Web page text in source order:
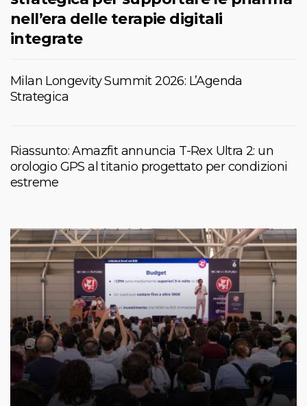
nell’era delle terapie digitali
integrate
Milan Longevity Summit 2026: L’Agenda
Strategica
Riassunto: Amazfit annuncia T-Rex Ultra 2: un
orologio GPS al titanio progettato per condizioni
estreme